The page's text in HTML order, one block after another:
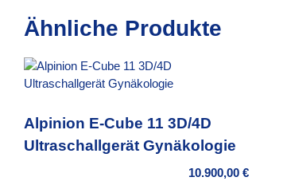
Ähnliche Produkte
Alpinion E-Cube 11 3D/4D
Ultraschallgerät Gynäkologie
10.900,00€